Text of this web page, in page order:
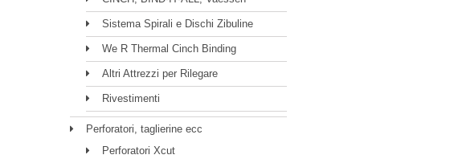
Sistema Spirali e Dischi Zibuline
We R Thermal Cinch Binding
Altri Attrezzi per Rilegare
Rivestimenti
Perforatori, taglierine ecc
Perforatori Xcut